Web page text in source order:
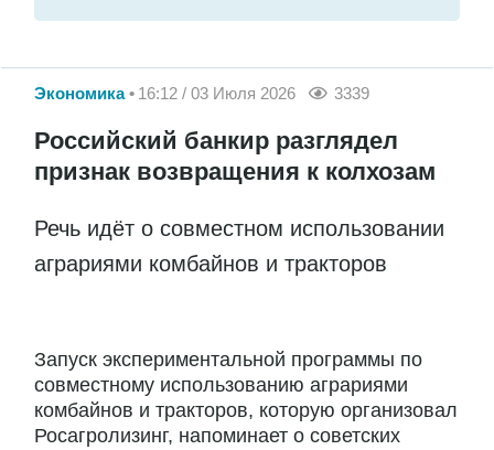
Экономика 16:12 / 03 Июля 2026 3339
Российский банкир разглядел
признак возвращения к колхозам
Речь идёт о совместном использовании
аграриями комбайнов и тракторов
Запуск экспериментальной программы по
совместному использованию аграриями
комбайнов и тракторов, которую организовал
Росагролизинг, напоминает о советских